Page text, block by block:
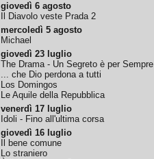
giovedì 6 agosto
Il Diavolo veste Prada 2
mercoledì 5 agosto
Michael
giovedì 23 luglio
The Drama - Un Segreto è per Sempre
... che Dio perdona a tutti
Los Domingos
Le Aquile della Repubblica
venerdì 17 luglio
Idoli - Fino all'ultima corsa
giovedì 16 luglio
Il bene comune
Lo straniero